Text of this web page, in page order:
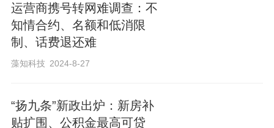
自2022年《南宁市存量房买卖与住房租赁
随着带押过户在全国范围的推广及运用，
运营商携号转网难调查：不
知情合约、名额和低消限
制、话费退还难
藻知科技 2024-8-27
“扬九条”新政出炉：新房补
贴扩围、公积金最高可贷